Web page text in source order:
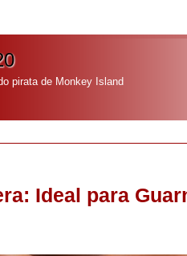
pirata de Monkey Island
Ideal para